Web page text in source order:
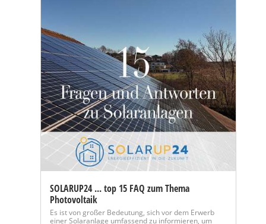
SOLARUP24 ... top 15 FAQ zum Thema
Photovoltaik
Es ist von großer Bedeutung, sich vor dem Erwerb
einer Solaranlage umfassend zu informieren, um